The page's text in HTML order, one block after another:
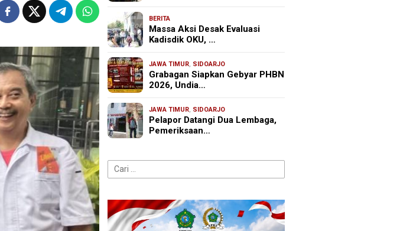
BERITA
Massa Aksi Desak Evaluasi
Kadisdik OKU, …
JAWA TIMUR, SIDOARJO
Grabagan Siapkan Gebyar PHBN
2026, Undia…
JAWA TIMUR, SIDOARJO
Pelapor Datangi Dua Lembaga,
Pemeriksaan…
Cari
untuk: